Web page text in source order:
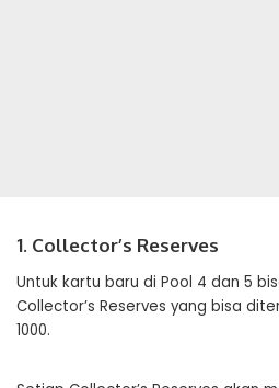
1. Collector’s Reserves
Untuk kartu baru di Pool 4 dan 5
Collector’s Reserves yang bisa
1000.